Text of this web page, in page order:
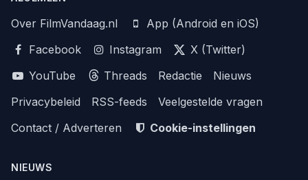
Over FilmVandaag.nl
App (Android en iOS)
Facebook
Instagram
X (Twitter)
YouTube
Threads Redactie
Nieuws
Privacybeleid
RSS-feeds
Veelgestelde vragen
Contact / Adverteren
Cookie-instellingen
NIEUWS